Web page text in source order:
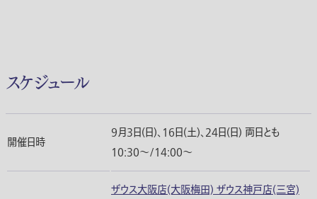
スケジュール
開催日時
9月3日(日)、16日(土)、24日(日) 両日とも
10:30～/14:00～
ザウス大阪店(大阪梅田) ザウス神戸店(三宮)